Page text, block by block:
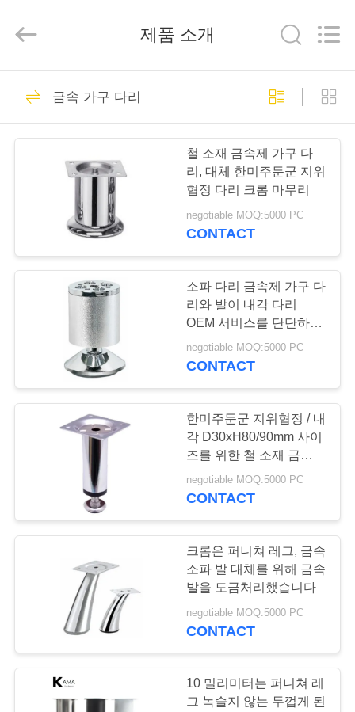
제
사
장
품
INDUSTRY
ECER
가구는 하드웨어를
피팅을 합니다
탠뎀박스 서랍식 시
스템
31
부드러운 마감 서랍
슬라이드
53
캐비넷 도어 힌지
79
제품 소개
금속 가구 다리
철 소재 금속제 가구 다
리, 대체 한미주둔군 지위
협정 다리 크롬 마무리
negotiable MOQ:5000 PC
CONTACT
소파 다리 금속제 가구 다
리와 발이 내각 다리
OEM 서비스를 단단하게
합니다
negotiable MOQ:5000 PC
CONTACT
한미주둔군 지위협정 / 내
각 D30xH80/90mm 사이
즈를 위한 철 소재 금속
퍼니쳐 레그
negotiable MOQ:5000 PC
CONTACT
크롬은 퍼니쳐 레그, 금속
소파 발 대체를 위해 금속
발을 도금처리했습니다
negotiable MOQ:5000 PC
CONTACT
10 밀리미터는 퍼니쳐 레
그 녹슬지 않는 두껍게 된